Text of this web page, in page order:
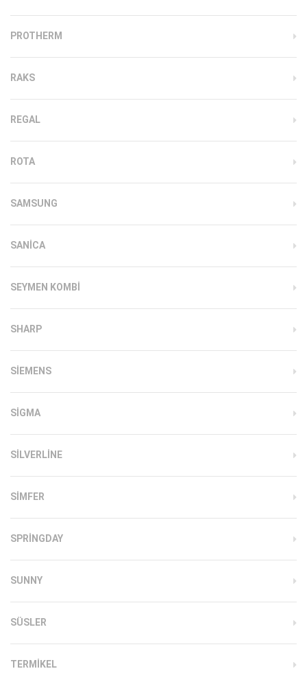
PROTHERM
RAKS
REGAL
ROTA
SAMSUNG
SANICA
SEYMEN KOMBI
SHARP
SIEMENS
SIGMA
SILVERLINE
SIMFER
SPRINGDAY
SUNNY
SÜSLER
TERMIKEL